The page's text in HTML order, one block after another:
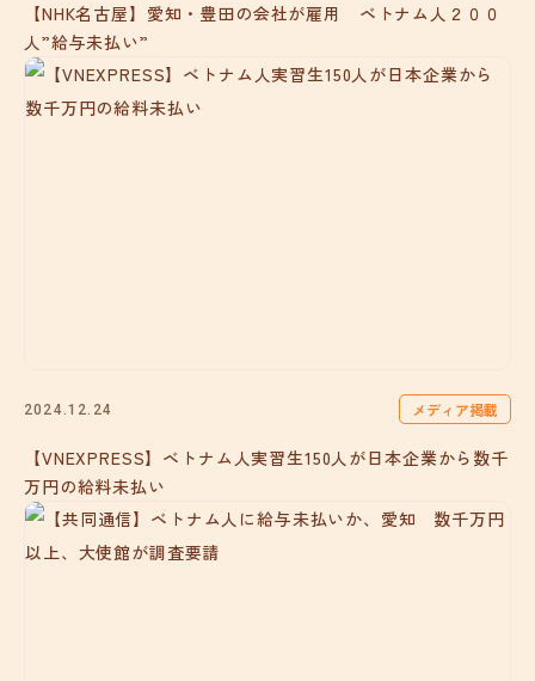
【NHK名古屋】愛知・豊田の会社が雇用 ベトナム人２００
人”給与未払い”
2024.12.24 メディア掲載
【VNEXPRESS】ベトナム人実習生150人が日本企業から数千
万円の給料未払い